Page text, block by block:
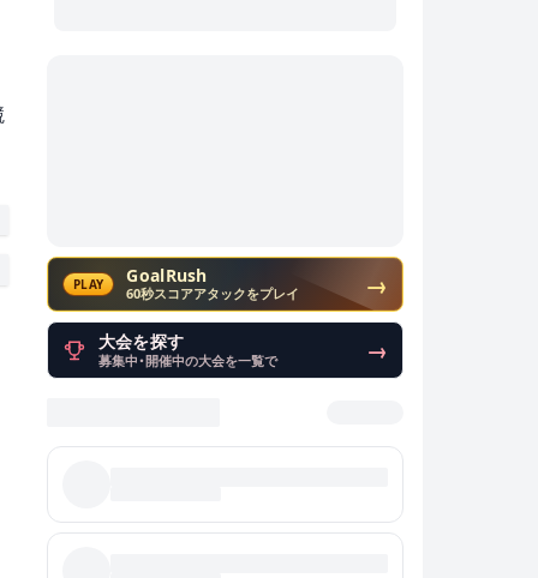
PLAY GoalRush
60秒スコアアタックをプレイ →
大会を探す
募集中・開催中の大会を一覧で →